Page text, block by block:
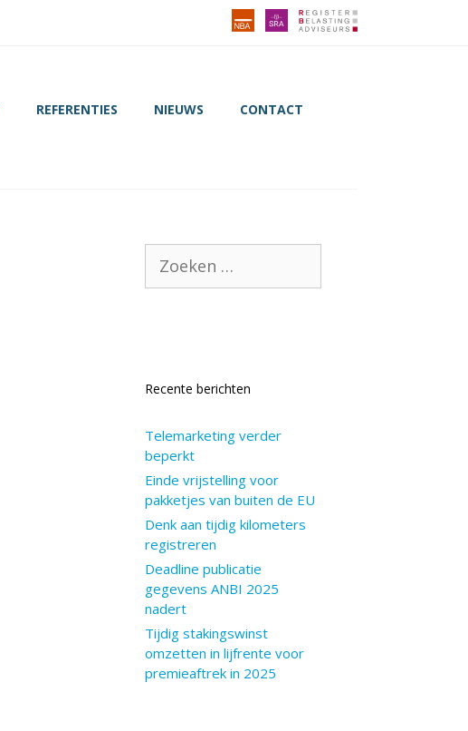
REFERENTIES NIEUWS CONTACT
naar:
Recente berichten
Telemarketing verder
beperkt
Einde vrijstelling voor
pakketjes van buiten de EU
Denk aan tijdig kilometers
registreren
Deadline publicatie
gegevens ANBI 2025
nadert
Tijdig stakingswinst
omzetten in lijfrente voor
premieaftrek in 2025